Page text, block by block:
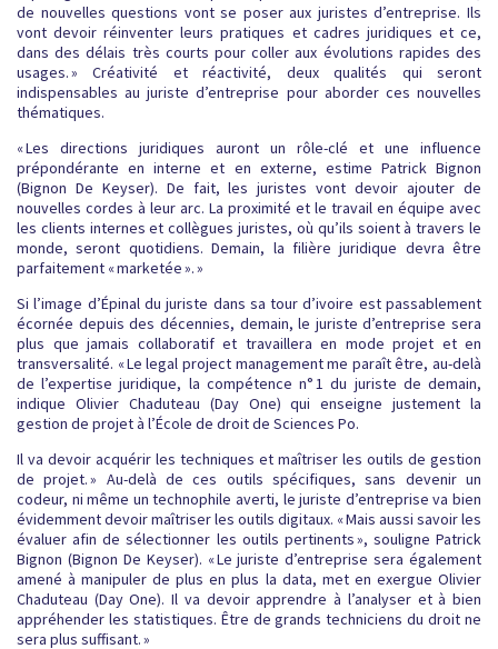
de nouvelles questions vont se poser aux juristes d’entreprise. Ils
vont devoir réinventer leurs pratiques et cadres juridiques et ce,
dans des délais très courts pour coller aux évolutions rapides des
usages. » Créativité et réactivité, deux qualités qui seront
indispensables au juriste d’entreprise pour aborder ces nouvelles
thématiques.
« Les directions juridiques auront un rôle-clé et une influence
prépondérante en interne et en externe, estime Patrick Bignon
(Bignon De Keyser). De fait, les juristes vont devoir ajouter de
nouvelles cordes à leur arc. La proximité et le travail en équipe avec
les clients internes et collègues juristes, où qu’ils soient à travers le
monde, seront quotidiens. Demain, la filière juridique devra être
parfaitement « marketée ». »
Si l’image d’Épinal du juriste dans sa tour d’ivoire est passablement
écornée depuis des décennies, demain, le juriste d’entreprise sera
plus que jamais collaboratif et travaillera en mode projet et en
transversalité. « Le legal project management me paraît être, au-delà
de l’expertise juridique, la compétence n° 1 du juriste de demain,
indique Olivier Chaduteau (Day One) qui enseigne justement la
gestion de projet à l’École de droit de Sciences Po.
Il va devoir acquérir les techniques et maîtriser les outils de gestion
de projet. » Au-delà de ces outils spécifiques, sans devenir un
codeur, ni même un technophile averti, le juriste d’entreprise va bien
évidemment devoir maîtriser les outils digitaux. « Mais aussi savoir les
évaluer afin de sélectionner les outils pertinents », souligne Patrick
Bignon (Bignon De Keyser). « Le juriste d’entreprise sera également
amené à manipuler de plus en plus la data, met en exergue Olivier
Chaduteau (Day One). Il va devoir apprendre à l’analyser et à bien
appréhender les statistiques. Être de grands techniciens du droit ne
sera plus suffisant. »